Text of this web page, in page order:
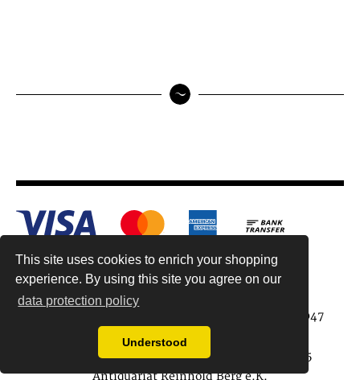
This site uses cookies to enrich your shopping
experience. By using this site you agree on our
data protection policy
Understood
Antiquariat Reinhold Berg ek, Wahlenstr. 8, 93047
Regensburg, Germany
data protection regulations| Copyright © 2015
Antiquariat Reinhold Berg e.K.